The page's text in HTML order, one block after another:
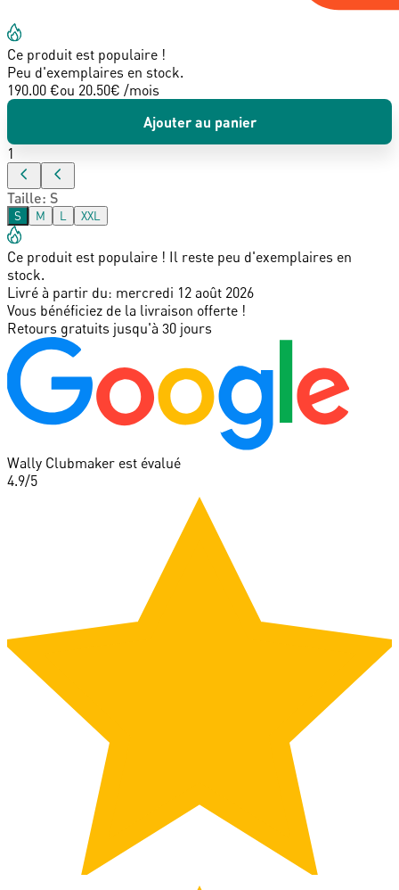
Ce produit est populaire !
Peu d'exemplaires en stock.
190.00 €ou 20.50€ /mois
Ajouter au panier
1
Taille: S
S M L XXL
Ce produit est populaire ! Il reste peu d'exemplaires en
stock.
Livré à partir du: mercredi 12 août 2026
Vous bénéficiez de la livraison offerte !
Retours gratuits jusqu'à 30 jours
Wally Clubmaker est évalué
4.9/5